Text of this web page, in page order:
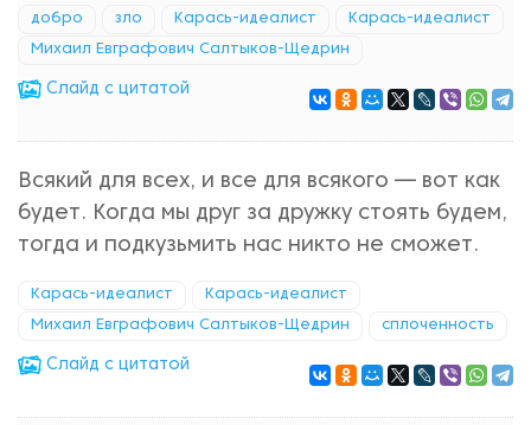
добро зло Карась-идеалист Карась-идеалист
Михаил Евграфович Салтыков-Щедрин
Cлайд с цитатой
Всякий для всех, и все для всякого — вот как
будет. Когда мы друг за дружку стоять будем,
тогда и подкузьмить нас никто не сможет.
Карась-идеалист Карась-идеалист
Михаил Евграфович Салтыков-Щедрин сплоченность
Cлайд с цитатой